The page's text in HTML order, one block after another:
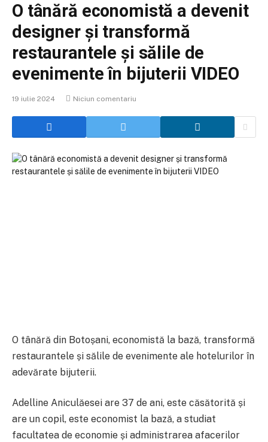
O tânără economistă a devenit
designer și transformă
restaurantele și sălile de
evenimente în bijuterii VIDEO
19 iulie 2024 Niciun comentariu
O tânără din Botoșani, economistă la bază, transformă
restaurantele și sălile de evenimente ale hotelurilor în
adevărate bijuterii.
Adelline Aniculăesei are 37 de ani, este căsătorită și
are un copil, este economist la bază, a studiat
facultatea de economie și administrarea afacerilor